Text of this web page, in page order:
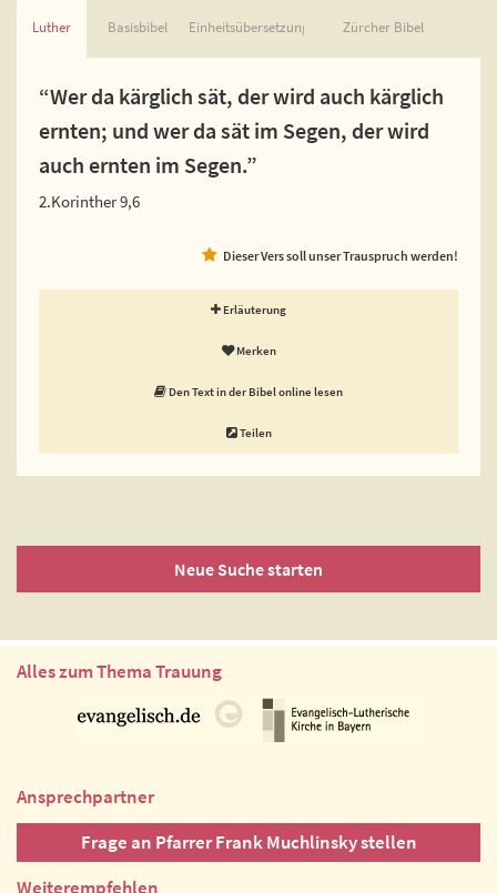
Luther Basisbibel Einheitsübersetzung Zürcher Bibel
“Wer da kärglich sät, der wird auch kärglich
ernten; und wer da sät im Segen, der wird
auch ernten im Segen.”
2.Korinther 9,6
Dieser Vers soll unser Trauspruch werden!
Erläuterung
Merken
Den Text in der Bibel online lesen
Teilen
Neue Suche starten
Alles zum Thema Trauung
Ansprechpartner
Frage an Pfarrer Frank Muchlinsky stellen
Weiterempfehlen